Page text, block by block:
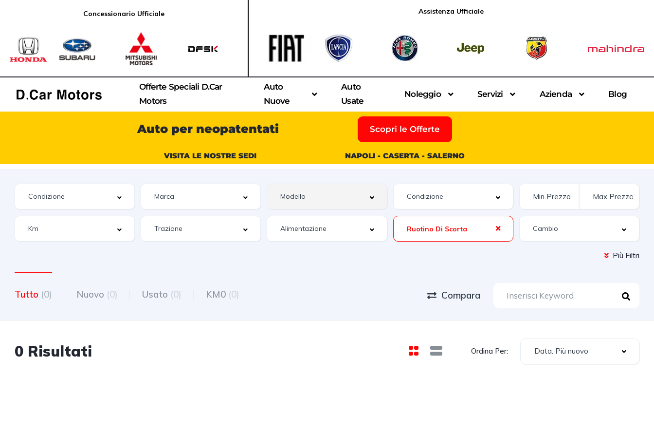
Concessionario Ufficiale Assistenza Ufficiale
Offerte Speciali D.Car
Motors
Auto
Nuove
Auto
Usate
Noleggio Servizi Azienda Blog
Auto per neopatentati Scopri le Offerte
VISITA LE NOSTRE SEDI NAPOLI - CASERTA - SALERNO
Ruotino Di Scorta
Più Filtri
Tutto (0) Nuovo (0) Usato (0) KM0 (0) Compara
0 Risultati Ordina Per: Data: Più nuovo